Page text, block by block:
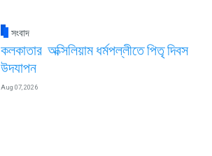
সংবাদ
কলকাতার অক্সিলিয়াম ধর্মপল্লীতে পিতৃ দিবস
উদযাপন
Aug 07, 2026